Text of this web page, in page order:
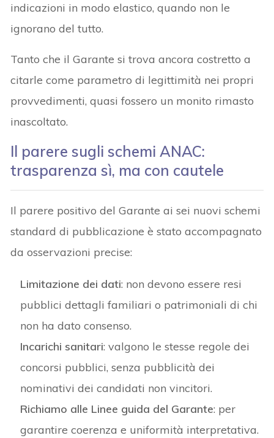
indicazioni in modo elastico, quando non le
ignorano del tutto.
Tanto che il Garante si trova ancora costretto a
citarle come parametro di legittimità nei propri
provvedimenti, quasi fossero un monito rimasto
inascoltato.
Il parere sugli schemi ANAC:
trasparenza sì, ma con cautele
Il parere positivo del Garante ai sei nuovi schemi
standard di pubblicazione è stato accompagnato
da osservazioni precise:
Limitazione dei dati: non devono essere resi
pubblici dettagli familiari o patrimoniali di chi
non ha dato consenso.
Incarichi sanitari: valgono le stesse regole dei
concorsi pubblici, senza pubblicità dei
nominativi dei candidati non vincitori.
Richiamo alle Linee guida del Garante: per
garantire coerenza e uniformità interpretativa.